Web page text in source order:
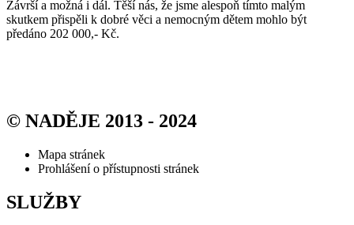
Závrší a možná i dál. Těší nás, že jsme alespoň tímto malým
skutkem přispěli k dobré věci a nemocným dětem mohlo být
předáno 202 000,- Kč.
© NADĚJE 2013 - 2024
Mapa stránek
Prohlášení o přístupnosti stránek
SLUŽBY